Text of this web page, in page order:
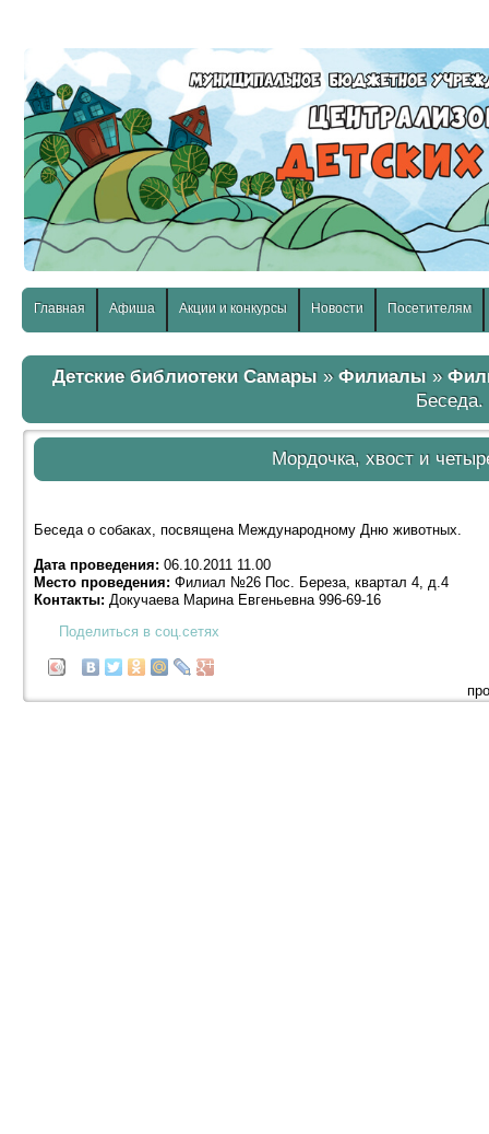
Главная Афиша Акции и конкурсы Новости Посетителям
Детские библиотеки Самары» Филиалы»
Беседа.
Мордочка, хвост и
Беседа о собаках, посвящена Международному Дню животных.
Дата проведения: 06.10.2011 11.00
Место проведения: Филиал №26 Пос. Береза, квартал 4, д.4
Контакты: Докучаева Марина Евгеньевна 996-69-16
Поделиться в соц.сетях